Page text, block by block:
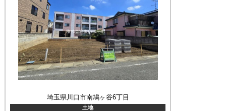
埼玉県川口市南鳩ヶ谷6丁目
土地